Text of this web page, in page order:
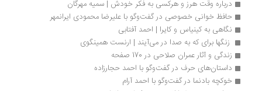
درباره وقت هرز و هرکسی به فکر خودش | سمیه مهرگان
حافظ خوانی خصوصی در گفت‌وگو با علیرضا محمودی ایرانمهر
نگاهی به کینیاس و کایرا | احمد آفتابی
زنگها برای که به صدا در می‌آیند | ارنست همینگوی
زندگی و آثار عمران صلاحی در 170 صفحه
داستان‌های حرف در گفت‌وگو با احمد حجارزاده
خوکچه‌ بادنما در گفت‌وگو با احمد آرام